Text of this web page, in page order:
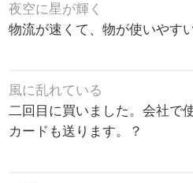
夜空に星が輝く
物流が速くて、物が使いやす
風に乱れている
二回目に買いました。会社で
カードも送ります。？